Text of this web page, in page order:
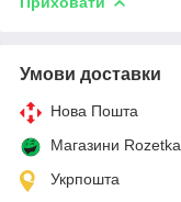
Умови доставки
Нова Пошта
Магазини Rozetka
Укрпошта